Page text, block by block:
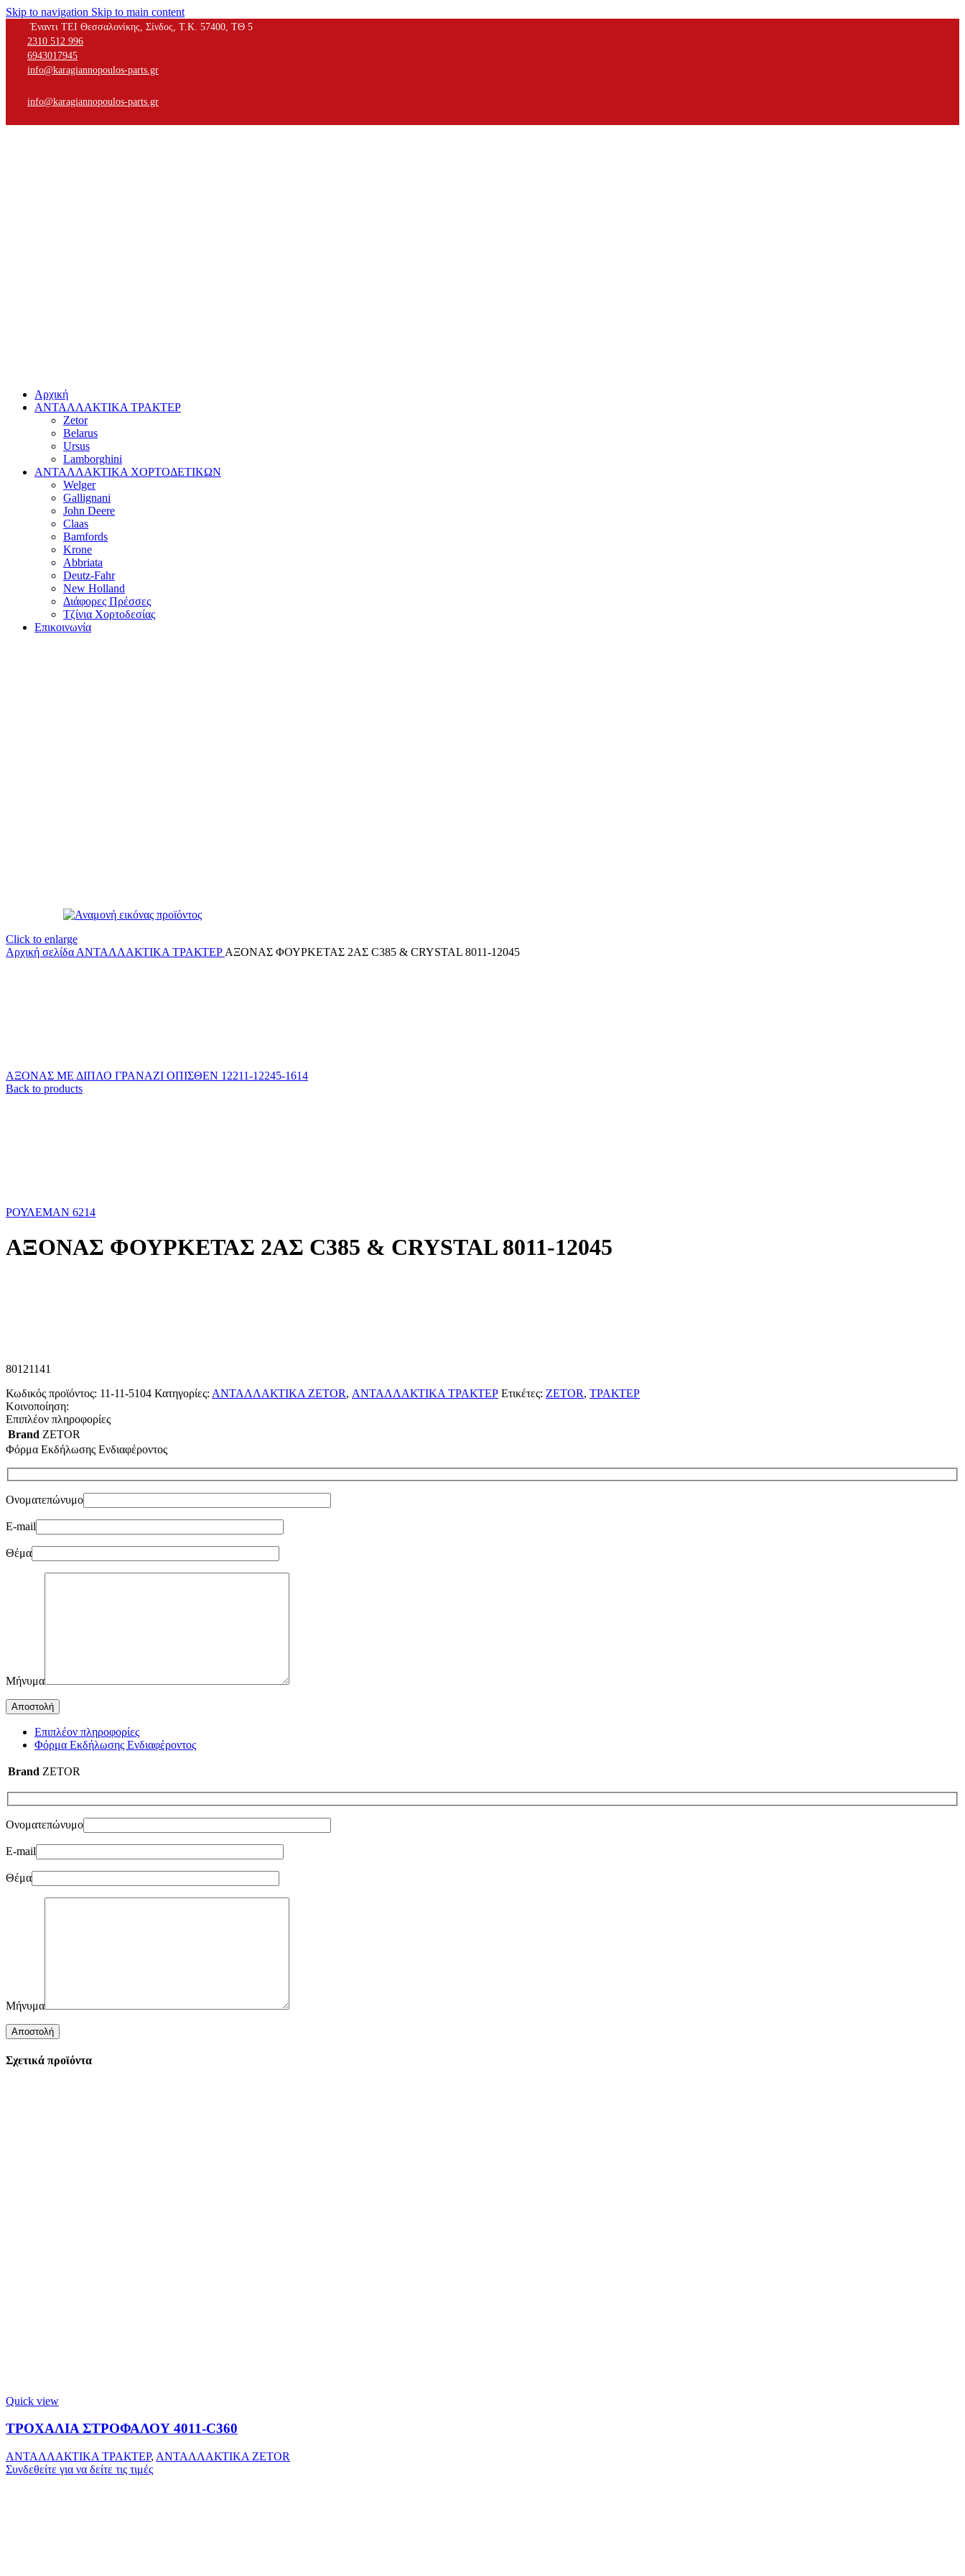
Skip to navigation Skip to main content
Έναντι ΤΕΙ Θεσσαλονίκης, Σίνδος, Τ.Κ. 57400, ΤΘ 5
2310 512 996
6943017945
info@karagiannopoulos-parts.gr
info@karagiannopoulos-parts.gr
Αρχική
ΑΝΤΑΛΛΑΚΤΙΚΑ ΤΡΑΚΤΕΡ
Zetor
Belarus
Ursus
Lamborghini
ΑΝΤΑΛΛΑΚΤΙΚΑ ΧΟΡΤΟΔΕΤΙΚΩΝ
Welger
Gallignani
John Deere
Claas
Bamfords
Krone
Abbriata
Deutz-Fahr
New Holland
Διάφορες Πρέσσες
Τζίνια Χορτοδεσίας
Επικοινωνία
Click to enlarge
Αρχική σελίδα ΑΝΤΑΛΛΑΚΤΙΚΑ ΤΡΑΚΤΕΡ ΑΞΟΝΑΣ ΦΟΥΡΚΕΤΑΣ 2ΑΣ C385 & CRYSTAL 8011-12045
ΑΞΟΝΑΣ ΜΕ ΔΙΠΛΟ ΓΡΑΝΑΖΙ ΟΠΙΣΘΕΝ 12211-12245-1614
Back to products
ΡΟΥΛΕΜΑΝ 6214
ΑΞΟΝΑΣ ΦΟΥΡΚΕΤΑΣ 2ΑΣ C385 & CRYSTAL 8011-12045
80121141
Κωδικός προϊόντος: 11-11-5104 Κατηγορίες: ΑΝΤΑΛΛΑΚΤΙΚΑ ZETOR, ΑΝΤΑΛΛΑΚΤΙΚΑ ΤΡΑΚΤΕΡ Ετικέτες: ZETOR, ΤΡΑΚΤΕΡ
Κοινοποίηση:
Επιπλέον πληροφορίες
Brand ZETOR
Φόρμα Εκδήλωσης Ενδιαφέροντος
Ονοματεπώνυμο
E-mail
Θέμα
Μήνυμα
Επιπλέον πληροφορίες
Φόρμα Εκδήλωσης Ενδιαφέροντος
Brand ZETOR
Ονοματεπώνυμο
E-mail
Θέμα
Μήνυμα
Σχετικά προϊόντα
Quick view
ΤΡΟΧΑΛΙΑ ΣΤΡΟΦΑΛΟΥ 4011-C360
ΑΝΤΑΛΛΑΚΤΙΚΑ ΤΡΑΚΤΕΡ, ΑΝΤΑΛΛΑΚΤΙΚΑ ZETOR
Συνδεθείτε για να δείτε τις τιμές